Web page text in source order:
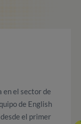
en el sector de
de English
el primer